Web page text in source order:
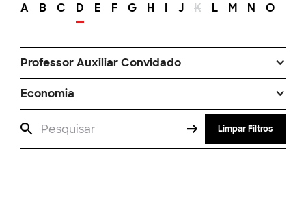
A B C D E F G H I J K L M N O
Professor Auxiliar Convidado
Economia
Limpar Filtros